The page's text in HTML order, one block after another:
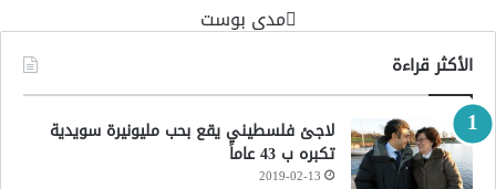
‏مدى بوست‏
الأكثر قراءة
لاجئ فلسطيني يقع بحب مليونيرة سويدية
تكبره ب 43 عاماً
2019-02-13